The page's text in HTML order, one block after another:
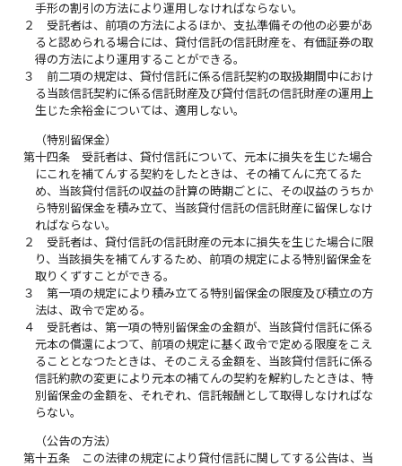
手形の割引の方法により運用しなければならない。
２
受託者は、前項の方法によるほか、支払準備その他の必要があ
ると認められる場合には、貸付信託の信託財産を、有価証券の取
得の方法により運用することができる。
３
前二項の規定は、貸付信託に係る信託契約の取扱期間中におけ
る当該信託契約に係る信託財産及び貸付信託の信託財産の運用上
生じた余裕金については、適用しない。
（特別留保金）
第十四条
受託者は、貸付信託について、元本に損失を生じた場合
にこれを補てんする契約をしたときは、その補てんに充てるた
め、当該貸付信託の収益の計算の時期ごとに、その収益のうちか
ら特別留保金を積み立て、当該貸付信託の信託財産に留保しなけ
ればならない。
２
受託者は、貸付信託の信託財産の元本に損失を生じた場合に限
り、当該損失を補てんするため、前項の規定による特別留保金を
取りくずすことができる。
３
第一項の規定により積み立てる特別留保金の限度及び積立の方
法は、政令で定める。
４
受託者は、第一項の特別留保金の金額が、当該貸付信託に係る
元本の償還によつて、前項の規定に基く政令で定める限度をこえ
ることとなつたときは、そのこえる金額を、当該貸付信託に係る
信託約款の変更により元本の補てんの契約を解約したときは、特
別留保金の金額を、それぞれ、信託報酬として取得しなければな
らない。
（公告の方法）
第十五条
この法律の規定により貸付信託に関してする公告は、当